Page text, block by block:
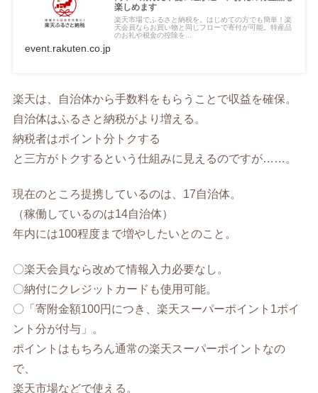
楽しめます
楽天市場でふるさと納税を。はじめての方でも簡単！楽
天会員ならお買い物と同じフローで寄付が可能。特産品
のお礼や税金の控除を...
event.rakuten.co.jp
楽天は、自治体から手数料をもらうことで収益を確保。
自治体はふるさと納税がより増える。
納税者はポイント分トクする
と三方がトクするという仕組みに見えるのですが……。
現在のところ提携しているのは、17自治体。
（稼働しているのは14自治体）
年内には100程度まで増やしたいとのこと。
〇楽天会員なら改めて情報入力必要なし。
〇納付にクレジットカードも使用可能。
〇「寄附金額100円につき、楽天スーパーポイント1ポイ
ント分が付与」。
ポイントはもちろん通常の楽天スーパーポイントなの
で、
楽天市場などで使える。